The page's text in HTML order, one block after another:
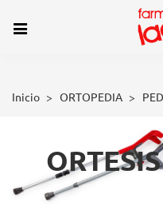
Inicio > ORTOPEDIA >